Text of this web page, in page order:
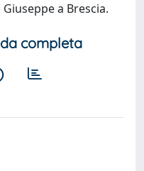
a Brescia.
completa